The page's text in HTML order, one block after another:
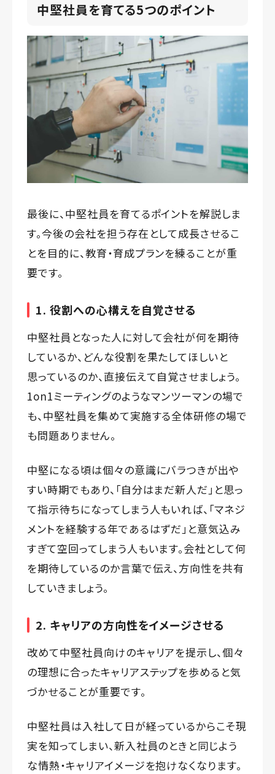
中堅社員を育てる5つのポイント
最後に、中堅社員を育てるポイントを解説しま
す。今後の会社を担う存在として成長させるこ
とを目的に、教育・育成プランを練ることが重
要です。
1. 役割への心構えを自覚させる
中堅社員となった人に対して会社が何を期待
しているか、どんな役割を果たしてほしいと
思っているのか、直接伝えて自覚させましょう。
1on1ミーティングのようなマンツーマンの場で
も、中堅社員を集めて実施する全体研修の場で
も問題ありません。
中堅になる頃は個々の意識にバラつきが出や
すい時期でもあり、「自分はまだ新人だ」と思っ
て指示待ちになってしまう人もいれば、「マネジ
メントを経験する年であるはずだ」と意気込み
すぎて空回ってしまう人もいます。会社として何
を期待しているのか言葉で伝え、方向性を共有
していきましょう。
2. キャリアの方向性をイメージさせる
改めて中堅社員向けのキャリアを提示し、個々
の理想に合ったキャリアステップを歩めると気
づかせることが重要です。
中堅社員は入社して日が経っているからこそ現
実を知ってしまい、新入社員のときと同じよう
な情熱・キャリアイメージを抱けなくなります。